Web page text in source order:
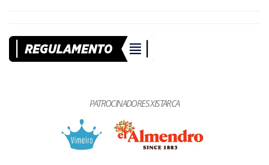
PATROCINADORES XISTARCA